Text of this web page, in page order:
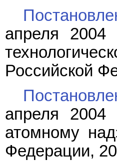
апреля
Российской
апреля
атомному
Федерации,